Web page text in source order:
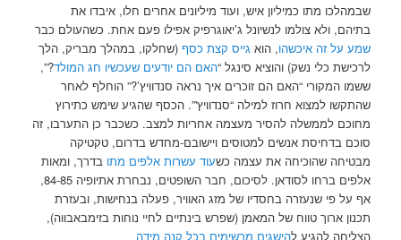
שבמהלכו מתו כמיליון איש, ועוד מיליונים אחרים חלו, איבדו את
בתיהם, ולא צולמו לנשיונל ג’יאוגרפיק אפילו פעם אחת. כשהעולם כבר
שמע על זה איכשהו, הוא גייס קצת כסף (שחלקו, במהלך מבריק, הלך
לרכישת כלי נשק) והוציא סינגל “האם הם יודעים שעכשיו חג המולד?”,
ששמו המקורי “האם הם זוכרים איך נראה סנדוויץ’?” הוחלף לאחר
שהתקשו למצוא חרוז למילה “סנדוויץ'”. הכסף שהגיע שימש כתירוץ
מחוכם לממשלה להסיר מעצמה אחריות למצב. כשכבר כן התערבו, זה
סוכם בדחיסת אנשים למטוסים ויישובם-מחדש בדרום, טקטיקה
מבטיחה שהוכיחה את עצמה כשעוד עשרות אלפים מתו בדרך, ומאות
אלפים ברחו לסודאן. לסיכום, חבר השופטים, נבחרת אתיופיה 84-85,
אף על פי שנעזרה בחסדיו של מזג האוויר, פעלה בנחישות, ובעזרת
תכנון ארוך טווח של המאמן (שפרש בינתיים לחיי נוחות בזימבאבווה),
הצליחה להגיע להישגים מרשימים בכל קנה מידה